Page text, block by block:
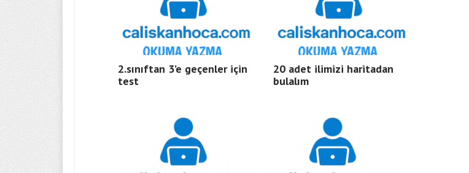
2.sınıftan 3’e geçenler için
test
20 adet ilimizi haritadan
bulalım